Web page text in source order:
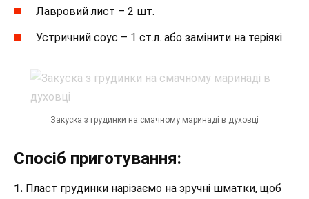
Лавровий лист – 2 шт.
Устричний соус – 1 ст.л. або замінити на теріякі
Закуска з грудинки на смачному маринаді в духовці
Спосіб приготування:
1. Пласт грудинки нарізаємо на зручні шматки, щоб